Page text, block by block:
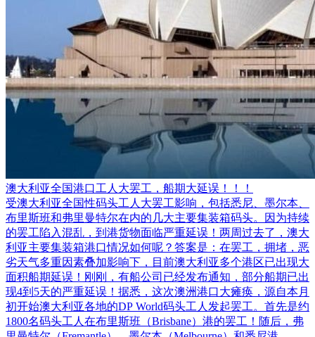
澳大利亚全国港口工人大罢工，船期大延误！！！
受澳大利亚全国性码头工人大罢工影响，包括悉尼、墨尔本、
布里斯班和弗里曼特尔在内的几大主要集装箱码头。因为持续
的罢工陷入混乱，到港货物面临严重延误！两周过去了，澳大
利亚主要集装箱港口情况如何呢？答案是：在罢工，拥堵，恶
劣天气多重因素叠加影响下，目前澳大利亚多个港区已出现大
面积船期延误！刚刚，有船公司已经发布通知，部分船期已出
现4到5天的严重延误！据悉，这次澳洲港口大瘫痪，源自本月
初开始澳大利亚各地的DP World码头工人发起罢工。首先是约
1800名码头工人在布里斯班（Brisbane）港的罢工！随后，弗